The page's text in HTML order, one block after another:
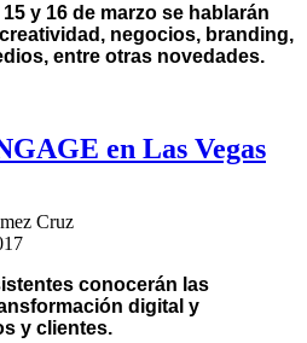
y 16 de marzo se hablarán
creatividad, negocios, branding,
entre otras novedades.
en Las Vegas
Cruz
conocerán las
digital y
y clientes.